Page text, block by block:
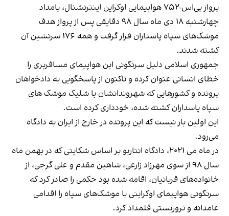
پرواز پی‌اس-۷۵۲ هواپیمایی اوکراین اینترنشنال، بامداد
چهارشنبه ۱۸ دی ماه سال ۹۸ دقایقی پس از پرواز هدف
موشک‌های سپاه پاسداران قرار گرفت و همه ۱۷۶ سرنشین آن
کشته شدند.
جمهوری اسلامی دلیل سرنگونی این هواپیمای مسافربری را
خطای انسانی عنوان کرده و تاکنون از پاسخگویی به دادخواهان
پرونده و کشورهایی که شهروندانشان با شلیک موشک های
سپاه پاسداران کشته شده، خودداری کرده‌ است.
این اولین بار نیست که این پرونده در خارج از ایران به دادگاه
می‌رود.
در ماه می ۲۰۲۱، دادگاه انتاریو بر اساس شکایتی که در بهمن ماه
سال ۹۸ از سوی مهرزاد زارعی، شاهین مقدم و علی گرجی، از
خانواده‌های قربانیان، اقامه شده بود حکمی را صادر کرد که
سرنگونی هواپیمای اوکراینی با موشک‌های سپاه را اقدامی
عامدانه و تروریستی قلمداد کرد.